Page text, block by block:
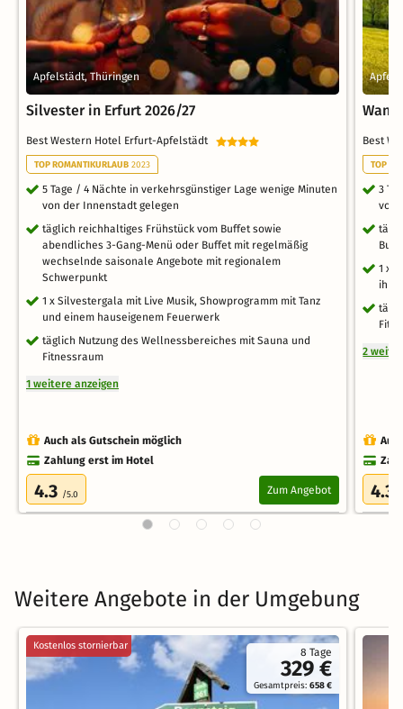
Apfelstädt, Thüringen
Silvester in Erfurt 2026/27
Best Western Hotel Erfurt-Apfelstädt
TOP ROMANTIKURLAUB 2023
5 Tage / 4 Nächte in verkehrsgünstiger Lage wenige Minuten
von der Innenstadt gelegen
täglich reichhaltiges Frühstück vom Buffet sowie
abendliches 3-Gang-Menü oder Buffet mit regelmäßig
wechselnde saisonale Angebote mit regionalem
Schwerpunkt
1 x Silvestergala mit Live Musik, Showprogramm mit Tanz
und einem hauseigenem Feuerwerk
täglich Nutzung des Wellnessbereiches mit Sauna und
Fitnessraum
1 weitere anzeigen
Auch als Gutschein möglich
Zahlung erst im Hotel
4.3 /5.0 Zum Angebot
Best
TOP
3
von
1 x
ihre
2
4.3
Weitere Angebote in der Umgebung
8 Tage
329 €
Gesamtpreis:658 €
Kostenlos stornierbar